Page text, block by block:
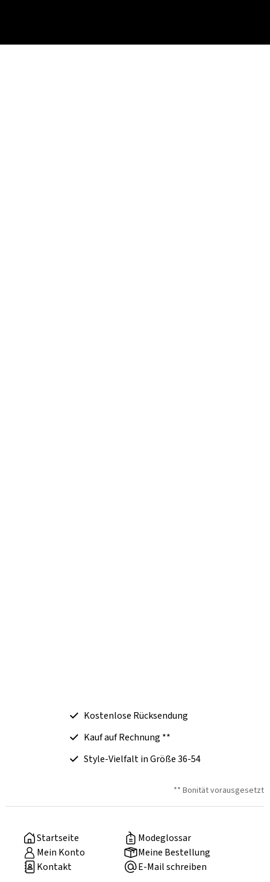
Kostenlose Rücksendung
Kauf auf Rechnung **
Style-Vielfalt in Größe 36-54
** Bonität vorausgesetzt
Startseite
Modeglossar
Mein Konto
Meine Bestellung
Kontakt
E-Mail schreiben